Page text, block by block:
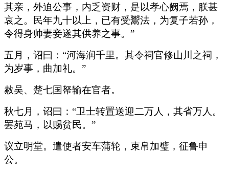
其亲，外迫公事，内乏资财，是以孝心阙焉，朕甚
哀之。民年九十以上，已有受鬻法，为复子若孙，
令得身帅妻妾遂其供养之事。”
五月，诏曰：“河海润千里。其令祠官修山川之祠，
为岁事，曲加礼。”
赦吴、楚七国帑输在官者。
秋七月，诏曰：“卫士转置送迎二万人，其省万人。
罢苑马，以赐贫民。”
议立明堂。遣使者安车蒲轮，束帛加璧，征鲁申
公。